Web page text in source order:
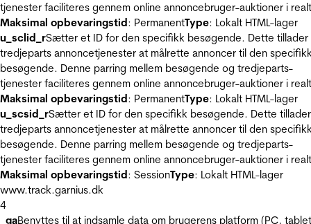
tjenester faciliteres gennem online annoncebruger-auktioner i
Maksimal opbevaringstid: PermanentType: Lokalt HTML-lager
u_sclid_rSætter et ID for den specifikk besøgende. Dette tillader
tredjeparts annoncetjenester at målrette annoncer til den
besøgende. Denne parring mellem besøgende og tredjeparts-
tjenester faciliteres gennem online annoncebruger-auktioner i
Maksimal opbevaringstid: PermanentType: Lokalt HTML-lager
u_scsid_rSætter et ID for den specifikk besøgende. Dette tillader
tredjeparts annoncetjenester at målrette annoncer til den
besøgende. Denne parring mellem besøgende og tredjeparts-
tjenester faciliteres gennem online annoncebruger-auktioner i
Maksimal opbevaringstid: SessionType: Lokalt HTML-lager
www.track.garnius.dk
4
_gaBenyttes til at indsamle data om brugerens platform (PC,